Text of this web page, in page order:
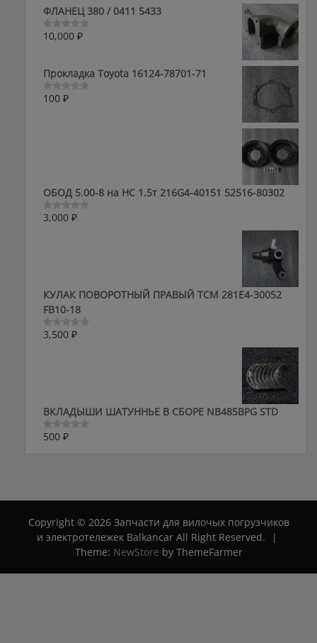
ФЛАНЕЦ 380 / 0411 5433
Оценка
5
10,000 ₽
Прокладка Toyota 16124-78701-71
Оценка
100 ₽
ОБОД 5.00-8 на HC 1.5т 216G4-40151 52516-80302
Оценка
3,000 ₽
КУЛАК ПОВОРОТНЫЙ ПРАВЫЙ ТСМ 281E4-30052
FB10-18
Оценка
3,500 ₽
ВКЛАДЫШИ ШАТУННЬЕ В СБОРЕ NB485BPG STD
Оценка
500 ₽
Copyright © 2026 Запчасти для вилочых погрузчиков
и электротележек Balkancar All Right Reserved.
|
Theme: NewStore by ThemeFarmer